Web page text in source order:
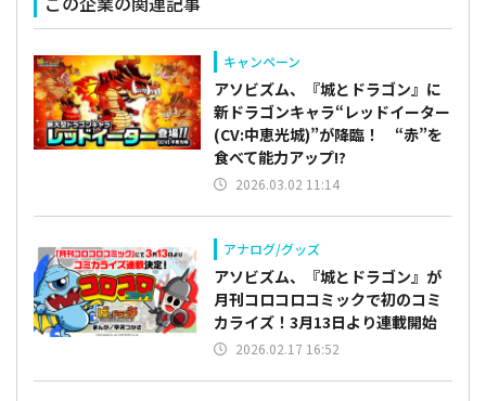
キャンペーン
アソビズム、『城とドラゴン』に
新ドラゴンキャラ“レッドイーター
(CV:中恵光城)”が降臨！ “赤”を
食べて能力アップ!?
2026.03.02 11:14
アナログ/グッズ
アソビズム、『城とドラゴン』が
月刊コロコロコミックで初のコミ
カライズ！3月13日より連載開始
2026.02.17 16:52